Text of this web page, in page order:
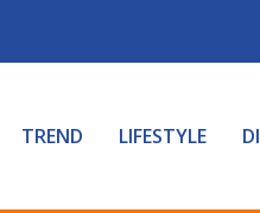
TREND LIFESTYLE